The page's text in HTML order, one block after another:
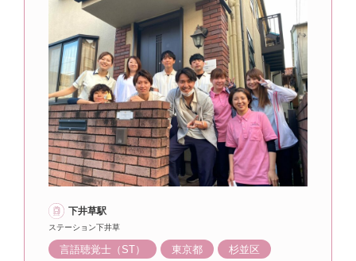
下井草駅
ステーション下井草
言語聴覚士（ST） 東京都 杉並区